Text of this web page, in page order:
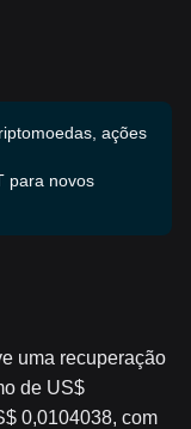
ações
para novos
uma recuperação
de US$
0,0104038, com